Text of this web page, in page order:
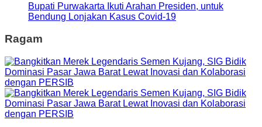
Bupati Purwakarta Ikuti Arahan Presiden, untuk
Bendung Lonjakan Kasus Covid-19
Ragam